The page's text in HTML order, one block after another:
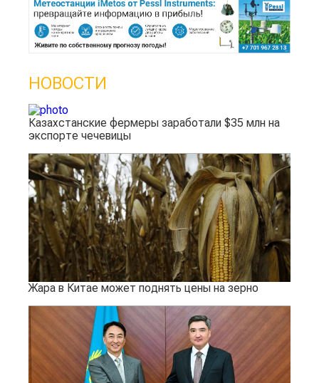
НОВОСТИ
Казахстанские фермеры заработали $35 млн на
экспорте чечевицы
Жара в Китае может поднять цены на зерно